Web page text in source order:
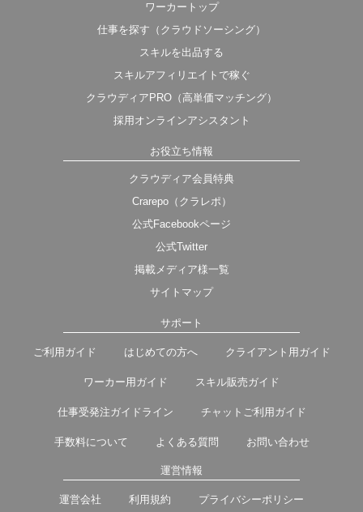
ワーカートップ
仕事を探す（クラウドソーシング）
スキルを出品する
スキルアフィリエイトで稼ぐ
クラウディアPRO（高単価マッチング）
採用オンラインアシスタント
お役立ち情報
クラウディア会員特典
Crarepo（クラレポ）
公式Facebookページ
公式Twitter
掲載メディア様一覧
サイトマップ
サポート
ご利用ガイド はじめての方へ クライアント用ガイド
ワーカー用ガイド スキル販売ガイド
仕事受発注ガイドライン チャットご利用ガイド
手数料について よくある質問 お問い合わせ
運営情報
運営会社 利用規約 プライバシーポリシー